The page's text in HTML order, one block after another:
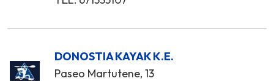
DONOSTIA KAYAK K.E.
Paseo Martutene, 13